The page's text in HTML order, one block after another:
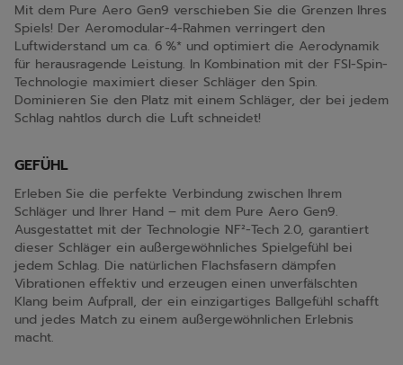
Mit dem Pure Aero Gen9 verschieben Sie die Grenzen Ihres
Spiels! Der Aeromodular-4-Rahmen verringert den
Luftwiderstand um ca. 6 %* und optimiert die Aerodynamik
für herausragende Leistung. In Kombination mit der FSI-Spin-
Technologie maximiert dieser Schläger den Spin.
Dominieren Sie den Platz mit einem Schläger, der bei jedem
Schlag nahtlos durch die Luft schneidet!
GEFÜHL
Erleben Sie die perfekte Verbindung zwischen Ihrem
Schläger und Ihrer Hand – mit dem Pure Aero Gen9.
Ausgestattet mit der Technologie NF²-Tech 2.0, garantiert
dieser Schläger ein außergewöhnliches Spielgefühl bei
jedem Schlag. Die natürlichen Flachsfasern dämpfen
Vibrationen effektiv und erzeugen einen unverfälschten
Klang beim Aufprall, der ein einzigartiges Ballgefühl schafft
und jedes Match zu einem außergewöhnlichen Erlebnis
macht.